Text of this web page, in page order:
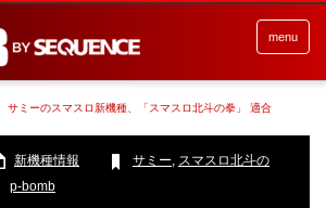
menu
サミーのスマスロ新機種、「スマスロ北斗の拳」 適合
新機種情報 サミー, スマスロ北斗の
p-bomb